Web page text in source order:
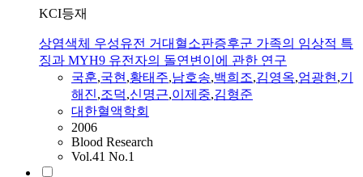
KCI등재
상염색체 우성유전 거대혈소판증후군 가족의 임상적 특
징과 MYH9 유전자의 돌연변이에 관한 연구
국훈,국현,황태주,남호송,백희조,김영옥,엄광현,기
해진,조덕,신명근,이제중,김형준
대한혈액학회
2006
Blood Research
Vol.41 No.1